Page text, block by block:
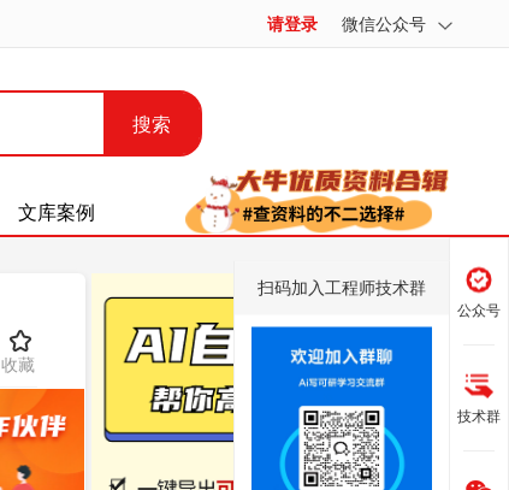
请登录 微信公众号
搜索
文库案例
收藏
公众号
技术群
扫码加入工程师技术群